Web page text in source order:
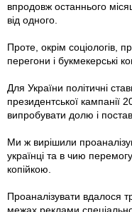
впродовж останнього
від одного.
Проте, окрім соціологів,
перегони і букмекерські
Для України політичні
президентської кампанії
випробувати долю і
Ми ж вирішили
українці та в чию
копійкою.
Проаналізувати вдалося